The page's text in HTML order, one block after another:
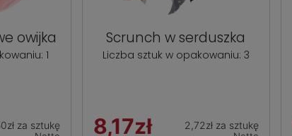
owijka
1
za sztukę
Scrunch w serduszka
Liczba sztuk w opakowaniu: 3
8,17zł 2,72zł za sztukę